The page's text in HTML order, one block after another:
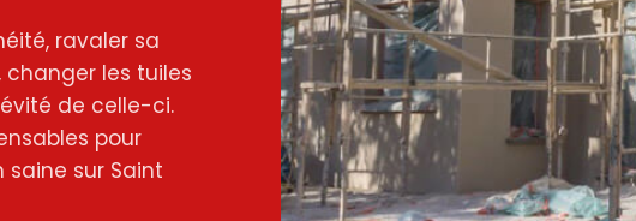
ravaler sa
les tuiles
de celle-ci.
pour
sur Saint